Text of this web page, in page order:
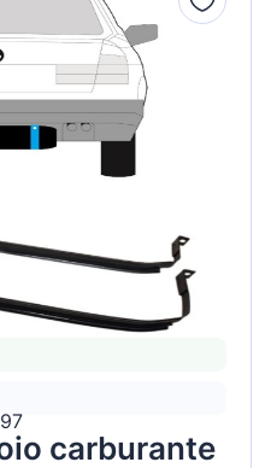
carburante